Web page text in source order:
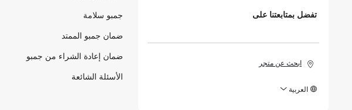
تفضل بمتابعتنا على
ابحث عن متجر
العربية
جمبو سلامة
ضمان جمبو الممتد
ضمان إعادة الشراء من جمبو
الأسئلة الشائعة